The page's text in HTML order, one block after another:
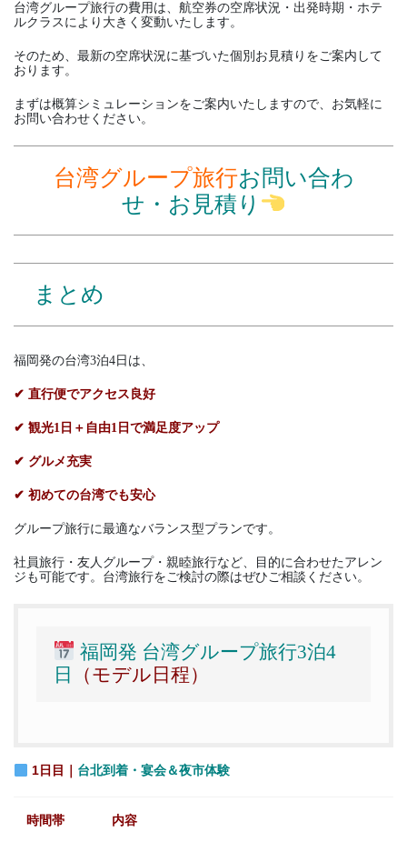
台湾グループ旅行の費用は、航空券の空席状況・出発時期・ホテ
ルクラスにより大きく変動いたします。
そのため、最新の空席状況に基づいた個別お見積りをご案内して
おります。
まずは概算シミュレーションをご案内いたしますので、お気軽に
お問い合わせください。
台湾グループ旅行お問い合わ
せ・お見積り
まとめ
福岡発の台湾3泊4日は、
✔ 直行便でアクセス良好
✔ 観光1日＋自由1日で満足度アップ
✔ グルメ充実
✔ 初めての台湾でも安心
グループ旅行に最適なバランス型プランです。
社員旅行・友人グループ・親睦旅行など、目的に合わせたアレン
ジも可能です。台湾旅行をご検討の際はぜひご相談ください。
福岡発 台湾グループ旅行3泊4
日
（モデル日程）
1日目｜ 台北到着・宴会＆夜市体験
時間帯 内容